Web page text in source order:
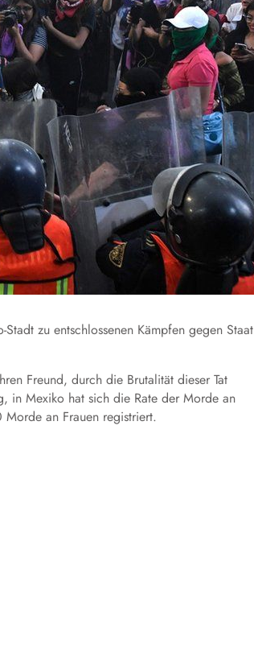
zu entschlossenen Kämpfen gegen Staat
Freund, durch die Brutalität dieser Tat
in Mexiko hat sich die Rate der Morde an
an Frauen registriert.